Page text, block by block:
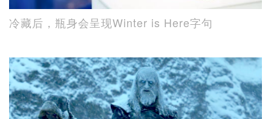
冷藏后，瓶身会呈现Winter is Here字句